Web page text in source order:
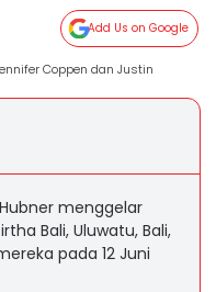
Add Us on Google
Coppen dan Justin
menggelar
Bali, Uluwatu, Bali,
pada 12 Juni